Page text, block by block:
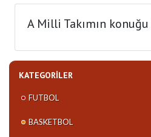
A Milli Takımın konuğu
KATEGORILER
FUTBOL
BASKETBOL